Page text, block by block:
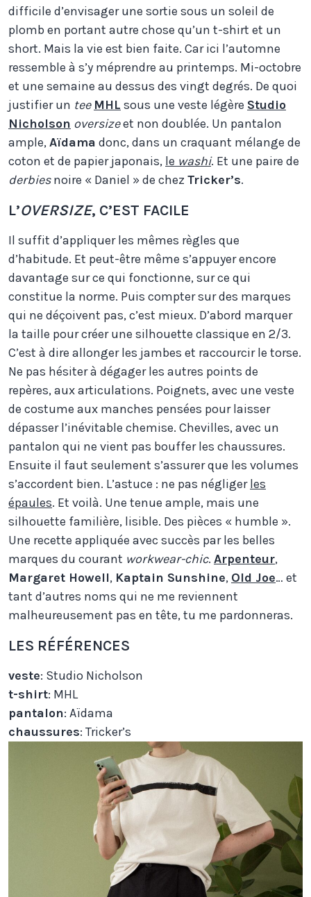
difficile d’envisager une sortie sous un soleil de
plomb en portant autre chose qu’un t-shirt et un
short. Mais la vie est bien faite. Car ici l’automne
ressemble à s’y méprendre au printemps. Mi-octobre
et une semaine au dessus des vingt degrés. De quoi
justifier un tee MHL sous une veste légère Studio
Nicholson oversizeet non doublée. Un pantalon
ample,Aïdama donc, dans un craquant mélange de
coton et de papier japonais, le washi. Et une paire de
derbiesnoire « Daniel » de chez Tricker’s.
L’OVERSIZE, C’EST FACILE
Il suffit d’appliquer les mêmes règles que
d’habitude. Et peut-être même s’appuyer encore
davantage sur ce qui fonctionne, sur ce qui
constitue la norme. Puis compter sur des marques
qui ne déçoivent pas, c’est mieux. D’abord marquer
la taille pour créer une silhouette classique en 2/3.
C’est à dire allonger les jambes et raccourcir le torse.
Ne pas hésiter à dégager les autres points de
repères, aux articulations. Poignets, avec une veste
de costume aux manches pensées pour laisser
dépasser l’inévitable chemise. Chevilles, avec un
pantalon qui ne vient pas bouffer les chaussures.
Ensuite il faut seulement s’assurer que les volumes
s’accordent bien. L’astuce : ne pas négligerles
épaules. Et voilà. Une tenue ample, mais une
silhouette familière, lisible. Des pièces « humble ».
Une recette appliquée avec succès par les belles
marques du courant workwear-chic. Arpenteur,
Margaret Howell, Kaptain Sunshine, Old Joe… et
tant d’autres noms qui ne me reviennent
malheureusement pas en tête, tu me pardonneras.
LES RÉFÉRENCES
veste: Studio Nicholson
t-shirt: MHL
pantalon: Aïdama
chaussures: Tricker’s